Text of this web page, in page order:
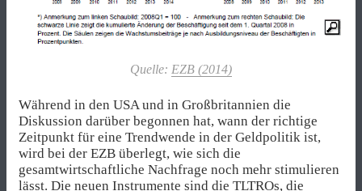
Quelle: EZB (2014)
Während in den USA und in Großbritannien die
Diskussion darüber begonnen hat, wann der richtige
Zeitpunkt für eine Trendwende in der Geldpolitik ist,
wird bei der EZB überlegt, wie sich die
gesamtwirtschaftliche Nachfrage noch mehr stimulieren
lässt. Die neuen Instrumente sind die TLTROs, die